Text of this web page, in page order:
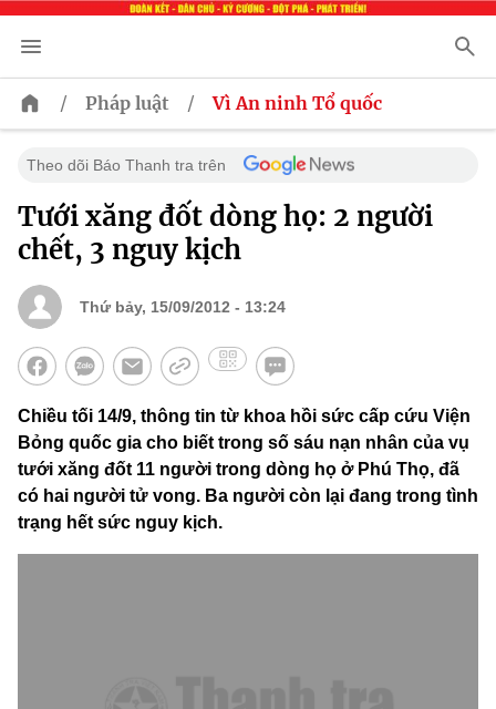
/ Pháp luật / Vì An ninh Tổ quốc
Theo dõi Báo Thanh tra trên
Tưới xăng đốt dòng họ: 2 người
chết, 3 nguy kịch
Thứ bảy, 15/09/2012 - 13:24
Chiều tối 14/9, thông tin từ khoa hồi sức cấp cứu Viện
Bỏng quốc gia cho biết trong số sáu nạn nhân của vụ
tưới xăng đốt 11 người trong dòng họ ở Phú Thọ, đã
có hai người tử vong. Ba người còn lại đang trong tình
trạng hết sức nguy kịch.